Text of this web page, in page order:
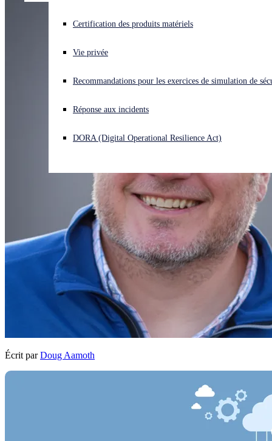
Vous subissez une cyberattaque ? Obtenez une aide immédiate.
Open language switcher
Certification des produits matériels
Vie privée
Recommandations pour les exercices de simulation de
Réponse aux incidents
DORA (Digital Operational Resilience Act)
Écrit par Doug Aamoth